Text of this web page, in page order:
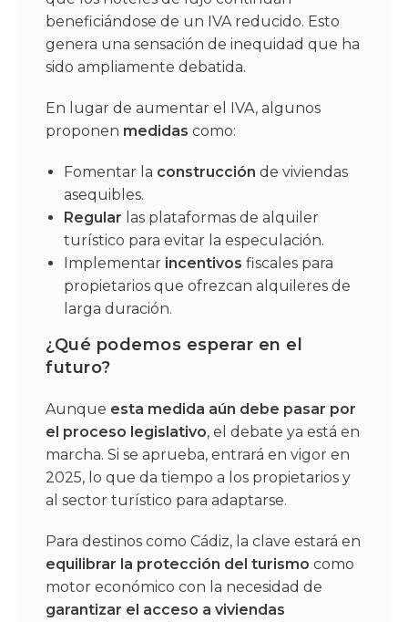
beneficiándose de un IVA reducido. Esto
genera una sensación de inequidad que ha
sido ampliamente debatida.
En lugar de aumentar el IVA, algunos
proponen medidas como:
Fomentar la construcción de viviendas
asequibles.
Regular las plataformas de alquiler
turístico para evitar la especulación.
Implementar incentivos fiscales para
propietarios que ofrezcan alquileres de
larga duración.
¿Qué podemos esperar en el
futuro?
Aunque esta medida aún debe pasar por
el proceso legislativo, el debate ya está en
marcha. Si se aprueba, entrará en vigor en
2025, lo que da tiempo a los propietarios y
al sector turístico para adaptarse.
Para destinos como Cádiz, la clave estará en
equilibrar la protección del turismo como
motor económico con la necesidad de
garantizar el acceso a viviendas